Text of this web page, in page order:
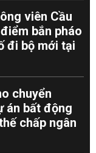
viên Cầu
bắn pháo
đi bộ mới tại
chuyển
án bất động
chấp ngân